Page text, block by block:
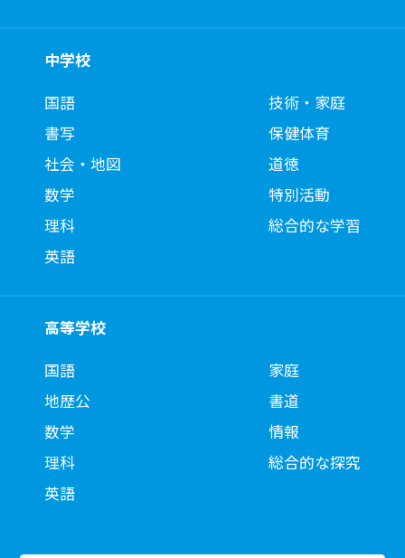
中学校
国語
書写
社会・地図
数学
理科
英語
技術・家庭
保健体育
道徳
特別活動
総合的な学習
高等学校
国語
地歴公
数学
理科
英語
家庭
書道
情報
総合的な探究